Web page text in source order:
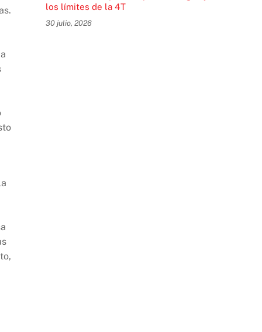
los límites de la 4T
30 julio, 2026